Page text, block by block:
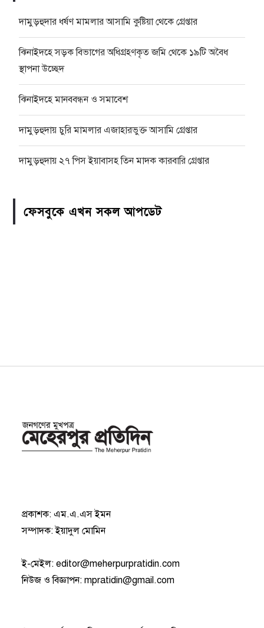
দামুড়হুদার ধর্ষণ মামলার আসামি কুষ্টিয়া থেকে গ্রেপ্তার
ঝিনাইদহে সড়ক বিভাগের অধিগ্রহণকৃত জমি থেকে ১৯টি অবৈধ
স্থাপনা উচ্ছেদ
ঝিনাইদহে মানববন্ধন ও সমাবেশ
দামুড়হুদায় চুরি মামলার এজাহারভুক্ত আসামি গ্রেপ্তার
দামুড়হুদায় ২৭ পিস ইয়াবাসহ তিন মাদক কারবারি গ্রেপ্তার
ফেসবুকে এখন সকল আপডেট
প্রকাশক: এম.এ.এস ইমন
সম্পাদক: ইয়াদুল মোমিন
ই-মেইল:editor@meherpurpratidin.com
নিউজ ও বিজ্ঞাপন:mpratidin@gmail.com